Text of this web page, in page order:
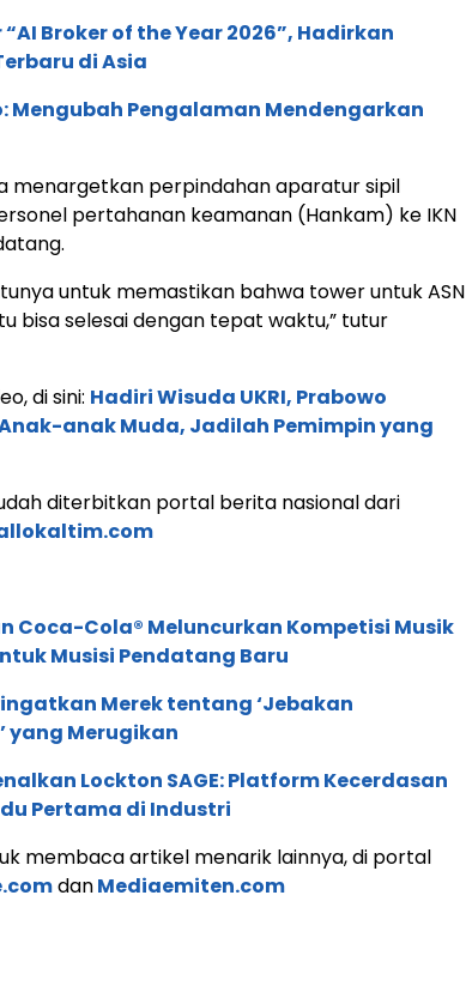
Broker of the Year 2026”, Hadirkan
di Asia
Mengubah Pengalaman Mendengarkan
menargetkan perpindahan aparatur sipil
pertahanan keamanan (Hankam) ke IKN
untuk memastikan bahwa tower untuk ASN
bisa selesai dengan tepat waktu,” tutur
di sini: Hadiri Wisuda UKRI, Prabowo
anak Muda, Jadilah Pemimpin yang
diterbitkan portal berita nasional dari
Coca-Cola® Meluncurkan Kompetisi Musik
Musisi Pendatang Baru
Merek tentang ‘Jebakan
yang Merugikan
Lockton SAGE: Platform Kecerdasan
Pertama di Industri
membaca artikel menarik lainnya, di portal
danMediaemiten.com